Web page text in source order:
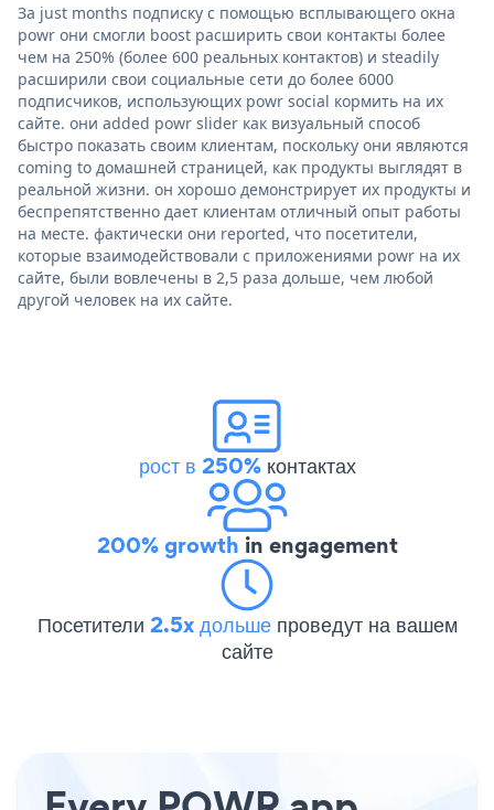
За just months подписку с помощью всплывающего окна
powr они смогли boost расширить свои контакты более
чем на 250% (более 600 реальных контактов) и steadily
расширили свои социальные сети до более 6000
подписчиков, использующих powr social кормить на их
сайте. они added powr slider как визуальный способ
быстро показать своим клиентам, поскольку они являются
coming to домашней страницей, как продукты выглядят в
реальной жизни. он хорошо демонстрирует их продукты и
беспрепятственно дает клиентам отличный опыт работы
на месте. фактически они reported, что посетители,
которые взаимодействовали с приложениями powr на их
сайте, были вовлечены в 2,5 раза дольше, чем любой
другой человек на их сайте.
рост в 250%контактах
200% growth in engagement
Посетители 2.5x дольше проведут на вашем
сайте